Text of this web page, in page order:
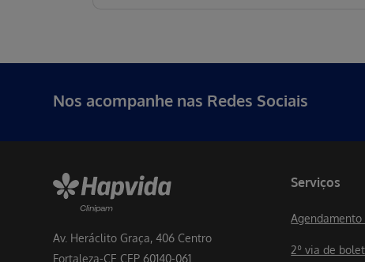
Nos acompanhe nas Redes Sociais
Av. Heráclito Graça, 406 Centro
Fortaleza-CE CEP 60140-061
Serviços
Agendamento
2º via de